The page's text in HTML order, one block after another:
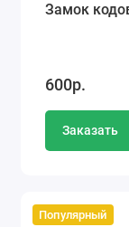
Замок
600р.
Заказать
Популярный